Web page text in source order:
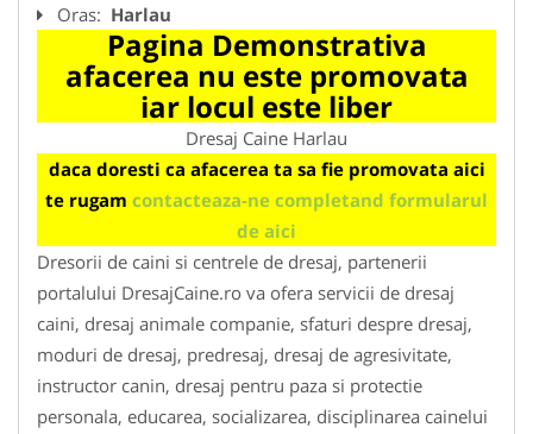
Oras: Harlau
Pagina Demonstrativa
afacerea nu este promovata
iar locul este liber
Dresaj Caine Harlau
daca doresti ca afacerea ta sa fie promovata aici
te rugam contacteaza-ne completand formularul
de aici
Dresorii de caini si centrele de dresaj, partenerii
portalului DresajCaine.ro va ofera servicii de dresaj
caini, dresaj animale companie, sfaturi despre dresaj,
moduri de dresaj, predresaj, dresaj de agresivitate,
instructor canin, dresaj pentru paza si protectie
personala, educarea, socializarea, disciplinarea cainelui